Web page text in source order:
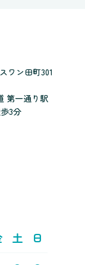
ワン田町301
第一通り駅
3分
土 日